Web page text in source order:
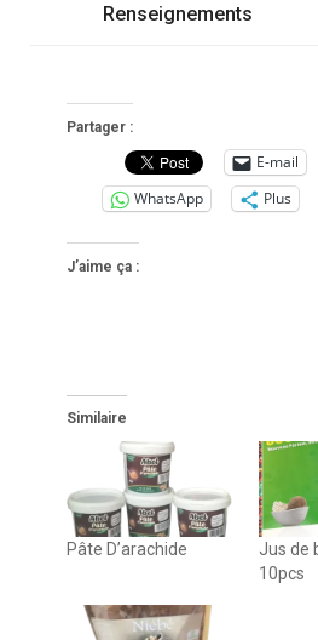
Renseignements
Partager :
E-mail
WhatsApp
Plus
J’aime ça :
Similaire
Pâte D’arachide
Jus de
10pcs